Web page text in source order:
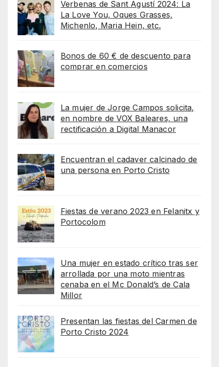
Verbenas de Sant Agustí 2024: La
La Love You, Oques Grasses,
Michenlo, Maria Hein, etc.
Bonos de 60 € de descuento para
comprar en comercios
La mujer de Jorge Campos solicita,
en nombre de VOX Baleares, una
rectificación a Digital Manacor
Encuentran el cadaver calcinado de
una persona en Porto Cristo
Fiestas de verano 2023 en Felanitx y
Portocolom
Una mujer en estado crítico tras ser
arrollada por una moto mientras
cenaba en el Mc Donald’s de Cala
Millor
Presentan las fiestas del Carmen de
Porto Cristo 2024